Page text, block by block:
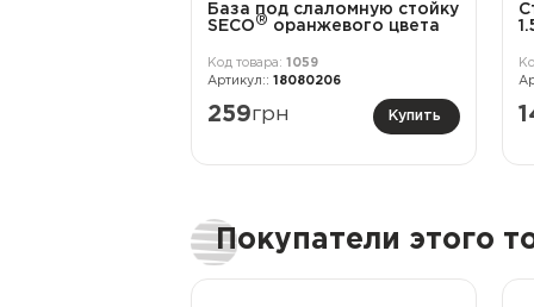
База под слаломную стойку
SECO® оранжевого цвета
1059
18080206
259грн Купить
Покупатели этого